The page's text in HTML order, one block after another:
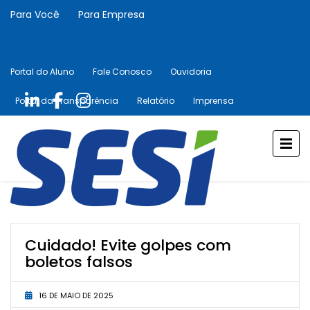
Para Você Para Empresa
Portal do Aluno Fale Conosco Ouvidoria
Portal da Transparência Relatório Imprensa
Cuidado! Evite golpes com
boletos falsos
16 DE MAIO DE 2025